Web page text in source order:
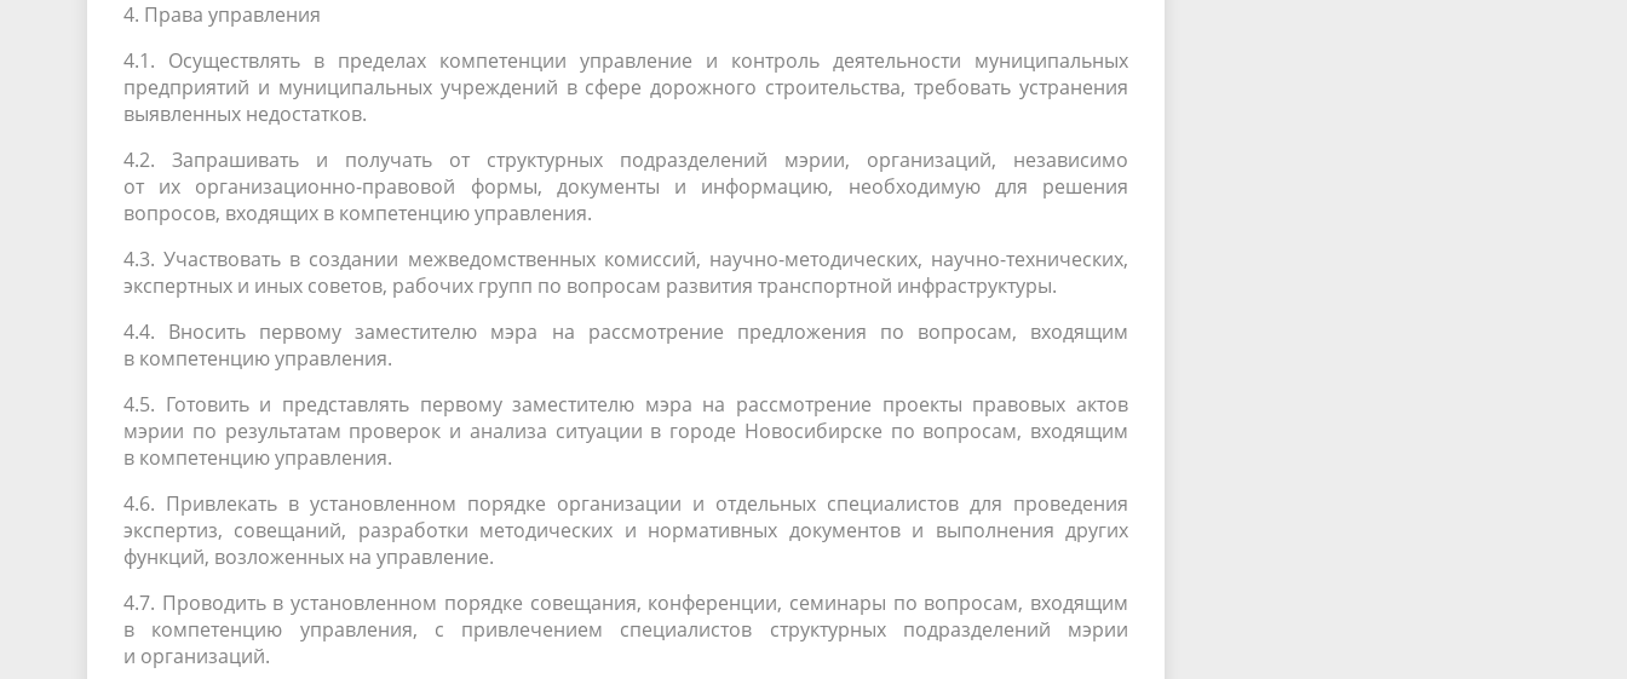
4. Права управления
4.1. Осуществлять в пределах компетенции управление и контроль деятельности муниципальных
предприятий и муниципальных учреждений в сфере дорожного строительства, требовать устранения
выявленных недостатков.
4.2. Запрашивать и получать от структурных подразделений мэрии, организаций, независимо
от их организационно-правовой формы, документы и информацию, необходимую для решения
вопросов, входящих в компетенцию управления.
4.3. Участвовать в создании межведомственных комиссий, научно-методических, научно-технических,
экспертных и иных советов, рабочих групп по вопросам развития транспортной инфраструктуры.
4.4. Вносить первому заместителю мэра на рассмотрение предложения по вопросам, входящим
в компетенцию управления.
4.5. Готовить и представлять первому заместителю мэра на рассмотрение проекты правовых актов
мэрии по результатам проверок и анализа ситуации в городе Новосибирске по вопросам, входящим
в компетенцию управления.
4.6. Привлекать в установленном порядке организации и отдельных специалистов для проведения
экспертиз, совещаний, разработки методических и нормативных документов и выполнения других
функций, возложенных на управление.
4.7. Проводить в установленном порядке совещания, конференции, семинары по вопросам, входящим
в компетенцию управления, с привлечением специалистов структурных подразделений мэрии
и организаций.